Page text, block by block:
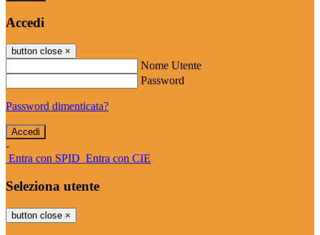
Accedi
button close ×
Nome Utente
Password
Password dimenticata?
-
Entra con SPID Entra con CIE
Seleziona utente
button close ×